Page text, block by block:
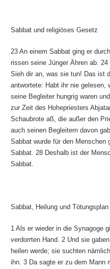
Sabbat und religiöses Gesetz
23 An einem Sabbat ging er
rissen seine Jünger Ähren ab.
Sieh dir an, was sie tun! Das ist
antwortete: Habt ihr nie gelesen,
seine Begleiter hungrig waren
zur Zeit des Hohepriesters
Schaubrote aß, die außer den
auch seinen Begleitern davon
Sabbat wurde für den
Sabbat. 28 Deshalb ist der
Sabbat.
Sabbat, Heilung und Tötungsplan
1 Als er wieder in die Synagoge
verdorrten Hand. 2 Und sie
heilen werde; sie suchten
ihn. 3 Da sagte er zu dem Mann